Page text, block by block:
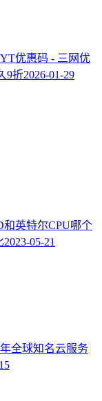
优惠码 - 三网优
9折2026-01-29
和英特尔CPU哪个
2023-05-21
年全球知名云服务